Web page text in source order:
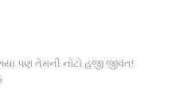
પણ તેમની નોટો હજી જીવંત!